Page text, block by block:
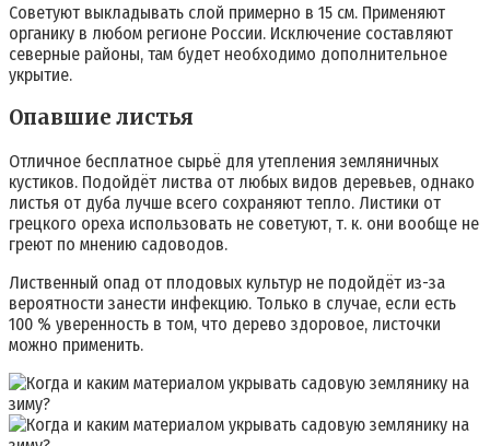
Советуют выкладывать слой примерно в 15 см. Применяют
органику в любом регионе России. Исключение составляют
северные районы, там будет необходимо дополнительное
укрытие.
Опавшие листья
Отличное бесплатное сырьё для утепления земляничных
кустиков. Подойдёт листва от любых видов деревьев, однако
листья от дуба лучше всего сохраняют тепло. Листики от
грецкого ореха использовать не советуют, т. к. они вообще не
греют по мнению садоводов.
Лиственный опад от плодовых культур не подойдёт из-за
вероятности занести инфекцию. Только в случае, если есть
100 % уверенность в том, что дерево здоровое, листочки
можно применить.